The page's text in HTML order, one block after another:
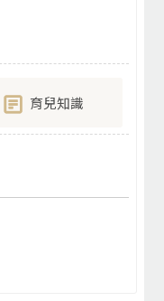
育兒知識